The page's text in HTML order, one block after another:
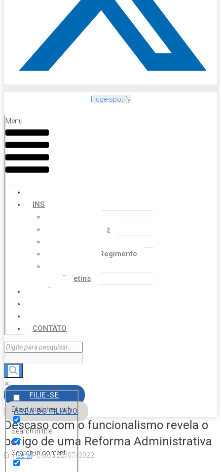
Huge-spotify
Menu
INSTITUCIONAL
Coordenação
Estatuto e Regimento
Boletins
NOTÍCIAS
CONTATO
Exact matches only
Search in title
Search in content
FILIE-SE
ÁREA DO FILIADO
Descaso com o funcionalismo revela o
perigo de uma Reforma Administrativa
EmGeral Postou22/07/2022